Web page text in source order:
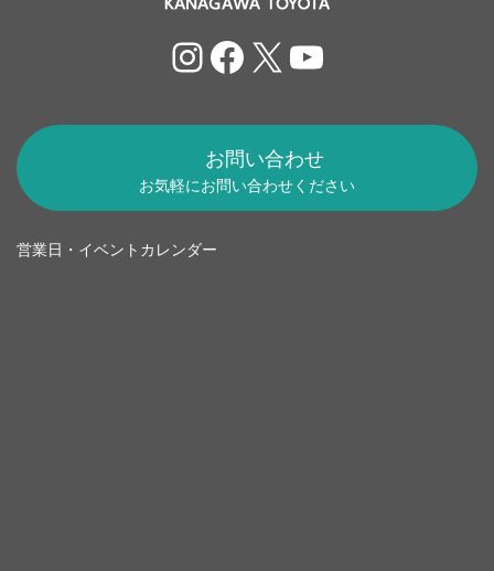
Instagram
Facebook
X YouTube
お問い合わせ
お気軽にお問い合わせください
営業日・イベントカレンダー